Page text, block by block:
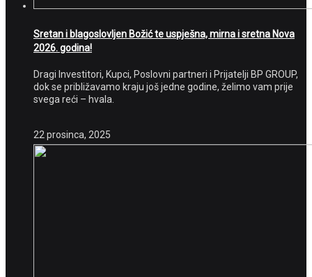
Sretan i blagoslovljen Božić te uspješna, mirna i sretna Nova
2026. godina!
Dragi Investitori, Kupci, Poslovni partneri i Prijatelji BP GROUP,
dok se približavamo kraju još jedne godine, želimo vam prije
svega reći – hvala.
22 prosinca, 2025